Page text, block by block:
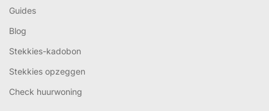
Guides
Blog
Stekkies-kadobon
Stekkies opzeggen
Check huurwoning